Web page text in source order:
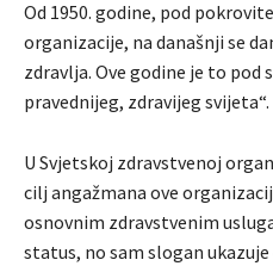
Od 1950. godine, pod
organizacije, na današnji se
zdravlja. Ove godine je to pod
pravednijeg, zdravijeg svijeta“.
U Svjetskoj zdravstvenoj
cilj angažmana ove
osnovnim zdravstvenim
status, no sam slogan